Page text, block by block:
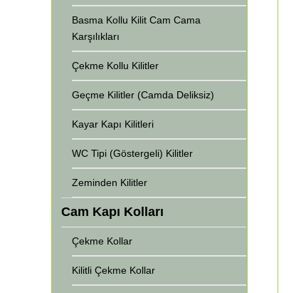
Basma Kollu Kilit Cam Cama
Karşılıkları
Çekme Kollu Kilitler
Geçme Kilitler (Camda Deliksiz)
Kayar Kapı Kilitleri
WC Tipi (Göstergeli) Kilitler
Zeminden Kilitler
Cam Kapı Kolları
Çekme Kollar
Kilitli Çekme Kollar